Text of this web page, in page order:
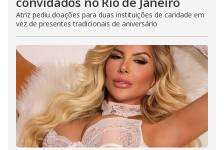
Atriz pediu doações para duas instituições de caridade em
vez de presentes tradicionais de aniversário